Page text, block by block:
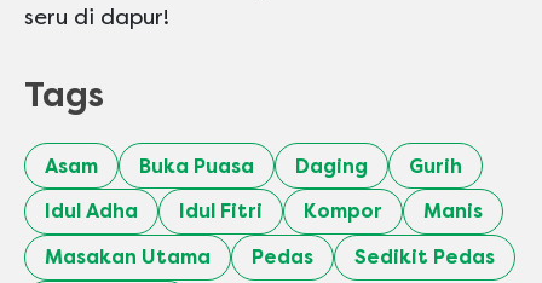
seru di dapur!
Tags
Asam Buka Puasa Daging
Gurih
Idul Adha
Idul Fitri Kompor
Manis
Masakan Utama
Pedas
Sedikit Pedas